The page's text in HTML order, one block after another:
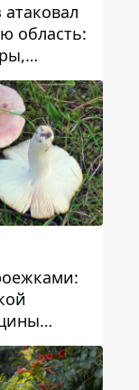
область:
авто